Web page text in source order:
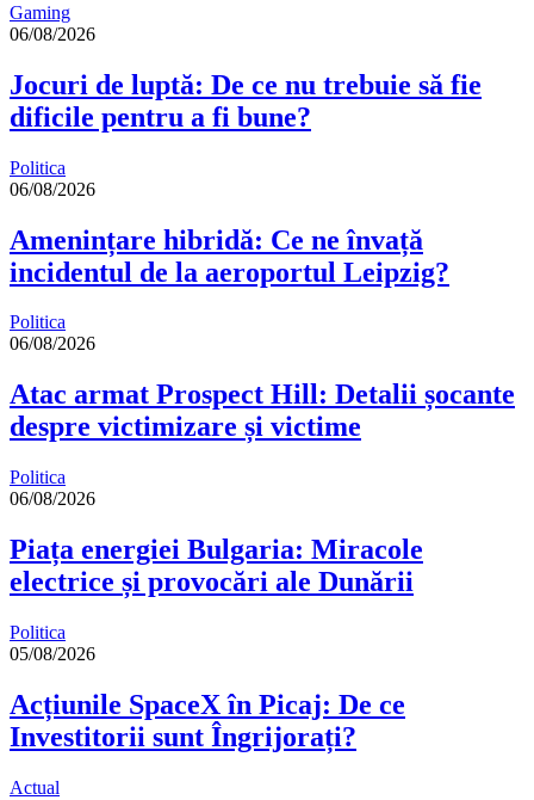
Gaming
06/08/2026
Jocuri de luptă: De ce nu trebuie să fie
dificile pentru a fi bune?
Politica
06/08/2026
Amenințare hibridă: Ce ne învață
incidentul de la aeroportul Leipzig?
Politica
06/08/2026
Atac armat Prospect Hill: Detalii șocante
despre victimizare și victime
Politica
06/08/2026
Piața energiei Bulgaria: Miracole
electrice și provocări ale Dunării
Politica
05/08/2026
Acțiunile SpaceX în Picaj: De ce
Investitorii sunt Îngrijorați?
Actual